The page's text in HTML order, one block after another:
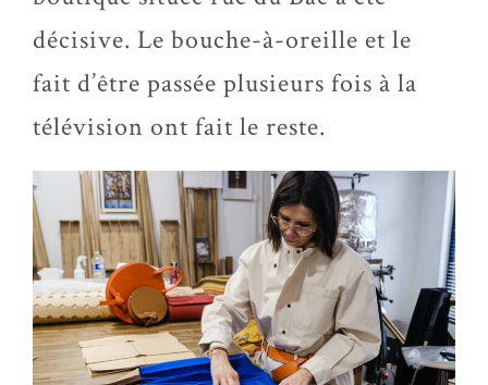
décisive. Le bouche-à-oreille et le
fait d’être passée plusieurs fois à la
télévision ont fait le reste.